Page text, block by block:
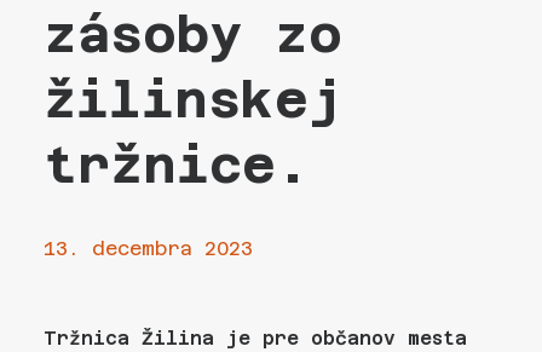
zásoby zo
žilinskej
tržnice.
13. decembra 2023
Tržnica Žilina je pre občanov mesta